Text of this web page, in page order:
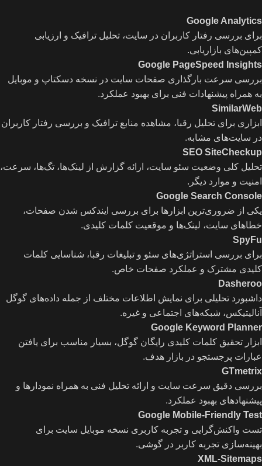
Google Analytics
برای بررسی رفتار کاربران در سایت، تحلیل ترافیک و ارزیابی
کمپین‌های بازاریابی.
Google PageSpeed Insights
بررسی سرعت بارگذاری صفحات سایت در نسخه دسکتاپ و موبایل
به همراه پیشنهادات فنی برای بهبود عملکرد.
SimilarWeb
ابزاری برای تحلیل رقبا، مشاهده منابع ترافیک و بررسی رفتار کاربران
در سایت‌های مشابه.
SEO SiteCheckup
تحلیل کلی وضعیت سئو سایت، ارائه گزارش از لینک‌ها، تگ‌ها، سرعت،
امنیت و موارد دیگر.
Google Search Console
یکی از ضروری‌ترین ابزارها برای بررسی ایندکس شدن صفحات،
خطاهای سایت، لینک‌ها و موقعیت کلمات کلیدی.
SpyFu
برای بررسی استراتژی‌های سئو و تبلیغات رقبا، شناسایی کلمات
کلیدی مشترک و عملکرد صفحات خاص.
Dasheroo
داشبورد تحلیلی برای نمایش اطلاعات مختلف از جمله داده‌های گوگل
آنالیتیکس، شبکه‌های اجتماعی و غیره.
Google Keyword Planner
ابزار تحقیق کلمات کلیدی رایگان گوگل، بسیار مناسب برای یافتن
عبارات پرجستجو در بازار هدف.
GTmetrix
بررسی دقیق سرعت سایت و ارائه تحلیل فنی به همراه نمودارها و
پیشنهادهای بهبود عملکرد.
Google Mobile-Friendly Test
تست واکنش‌گرایی و تجربه کاربری نسخه موبایل سایت برای
بهینه‌سازی تجربه کاربر در گوشی.
XML-Sitemaps